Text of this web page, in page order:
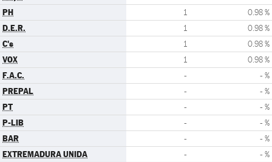
PH 1 0.98 %
D.E.R. 1 0.98 %
C's 1 0.98 %
VOX 1 0.98 %
F.A.C. - - %
PREPAL - - %
PT - - %
P-LIB - - %
BAR - - %
EXTREMADURA UNIDA - - %